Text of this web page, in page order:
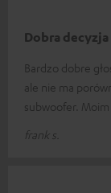
Dobra decyzja
Bardzo dobre
ale nie ma
subwoofer.
frank s.